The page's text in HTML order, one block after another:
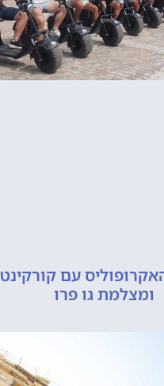
עם קורקינט חשמלי
גו פרו